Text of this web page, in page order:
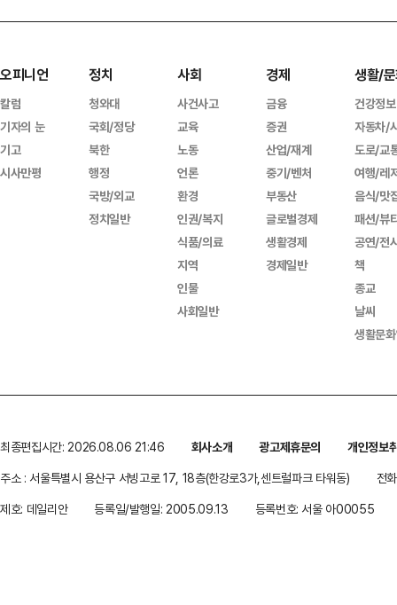
오피니언
칼럼
기자의 눈
기고
시사만평
정치
청와대
국회/정당
북한
행정
국방/외교
정치일반
사회
사건사고
교육
노동
언론
환경
인권/복지
식품/의료
지역
인물
사회일반
경제
금융
증권
산업/재계
중기/벤처
부동산
글로벌경제
생활경제
경제일반
생활/
건강정보
자동차/
도로/교
여행/레
음식/맛
패션/뷰
공연/전
책
종교
날씨
생활문
최종편집시간: 2026.08.06 21:46 회사소개 광고제휴문의
개인정보
주소 : 서울특별시 용산구 서빙고로 17, 18층(한강로3가,센트럴파크 타워동)
전
제호: 데일리안
등록일/발행일: 2005.09.13 등록번호: 서울 아00055